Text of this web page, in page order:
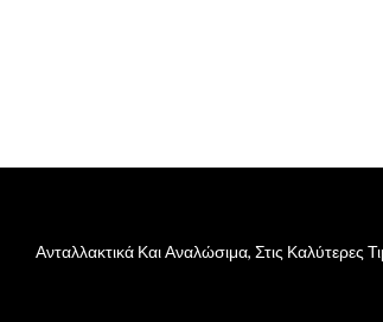
Ανταλλακτικά Και Αναλώσιμα, Στις Καλύτερες